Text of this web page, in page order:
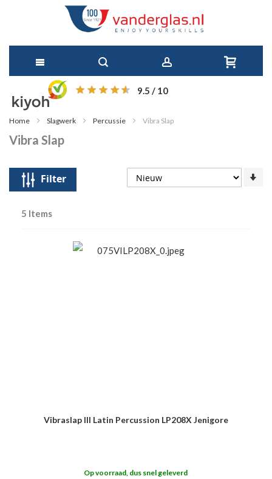
direct
9.5 / 10
Home Slagwerk Percussie Vibra Slap
Vibra Slap
5 Items
Vibraslap III Latin Percussion LP208X Jenigore
Op voorraad, dus snel geleverd
Filter